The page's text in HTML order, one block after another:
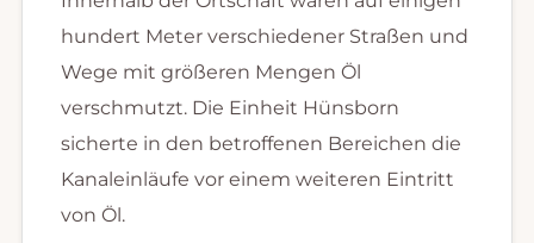
hundert Meter verschiedener Straßen und
Wege mit größeren Mengen Öl
verschmutzt. Die Einheit Hünsborn
sicherte in den betroffenen Bereichen die
Kanaleinläufe vor einem weiteren Eintritt
von Öl.